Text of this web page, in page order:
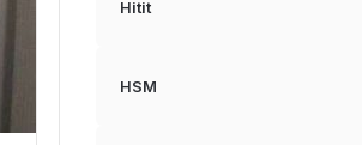
Hitit
HSM